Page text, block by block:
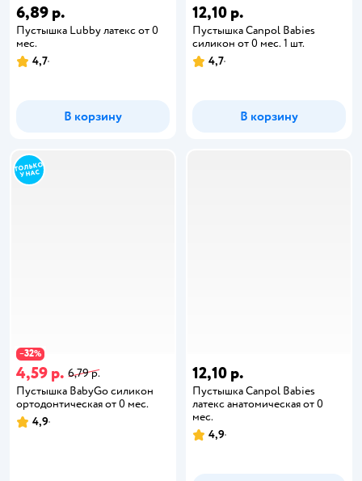
6,89 р.
Пустышка Lubby латекс от 0
мес.
4,7
В корзину
12,10 р.
Пустышка Canpol Babies
силикон от 0 мес. 1 шт.
4,7
В корзину
−32%
4,59 р. 6,79 р.
Пустышка BabyGo силикон
ортодонтическая от 0 мес.
4,9
12,10 р.
Пустышка Canpol Babies
латекс анатомическая от 0
мес.
4,9